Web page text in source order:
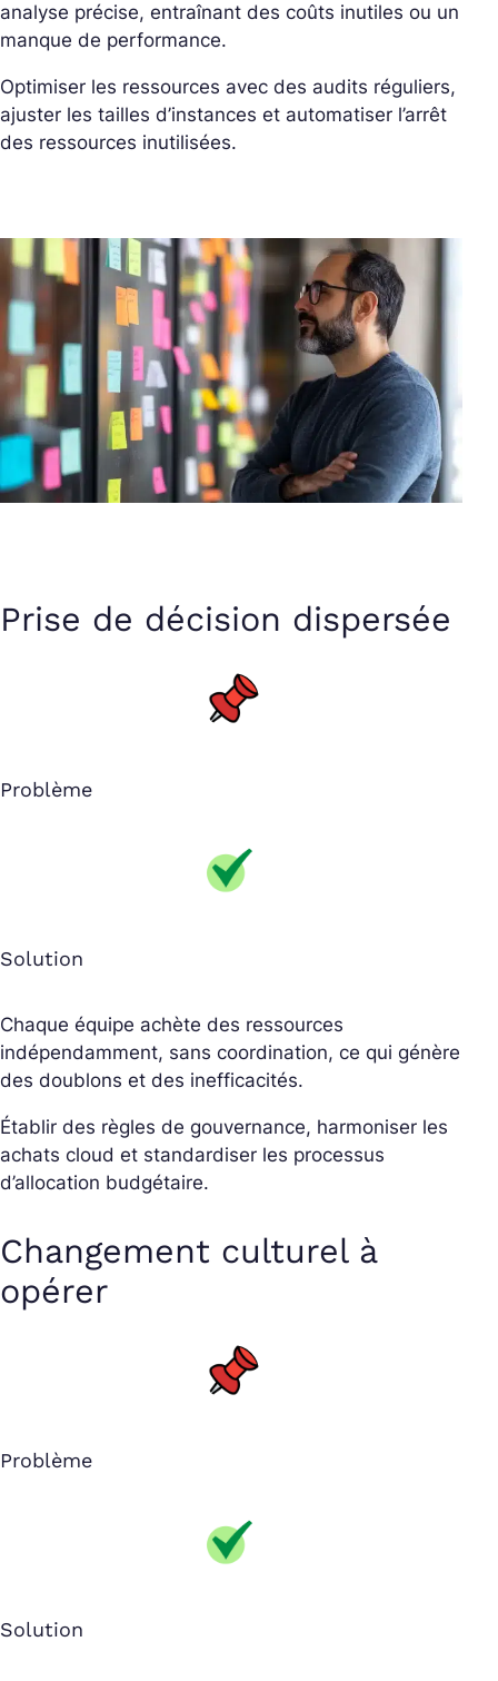
analyse précise, entraînant des coûts inutiles ou un
manque de performance.
Optimiser les ressources avec des audits réguliers,
ajuster les tailles d’instances et automatiser l’arrêt
des ressources inutilisées.
Prise de décision dispersée
Problème
Solution
Chaque équipe achète des ressources
indépendamment, sans coordination, ce qui génère
des doublons et des inefficacités.
Établir des règles de gouvernance, harmoniser les
achats cloud et standardiser les processus
d’allocation budgétaire.
Changement culturel à
opérer
Problème
Solution